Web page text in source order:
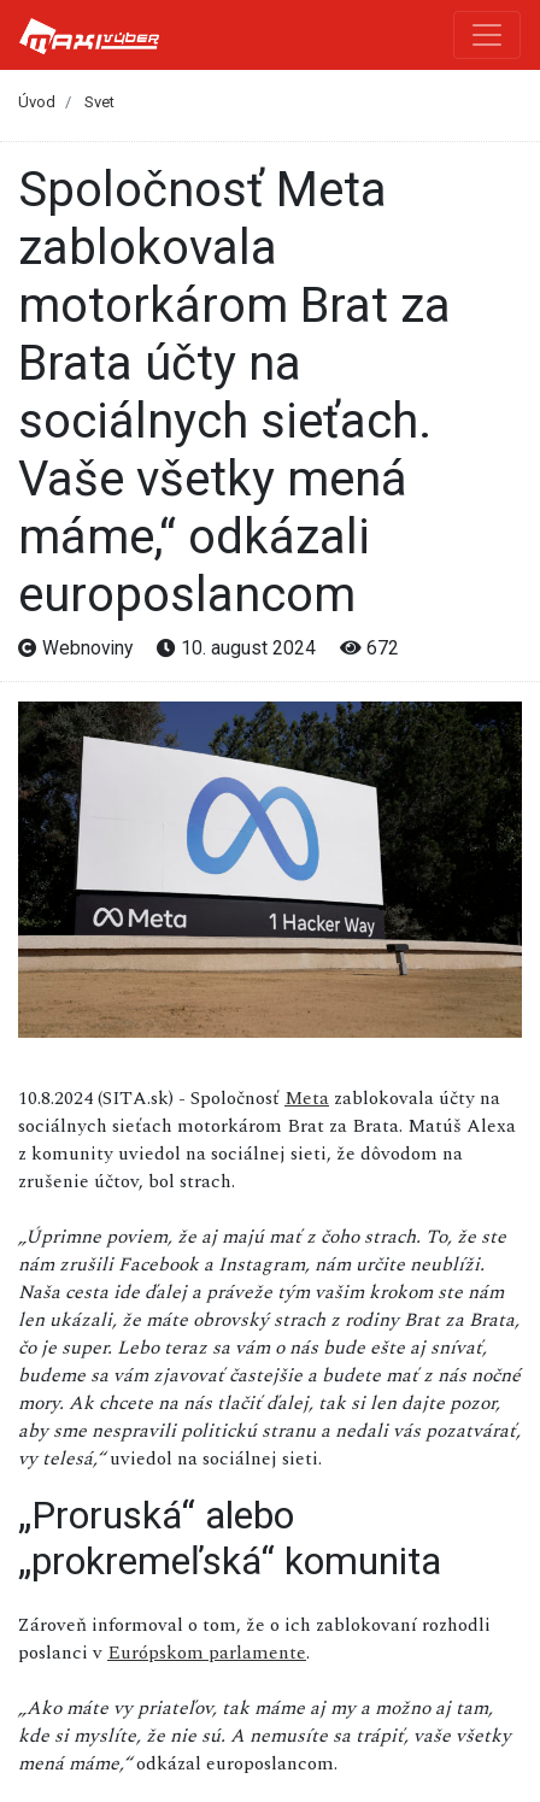
Úvod Svet
Spoločnosť Meta
zablokovala
motorkárom Brat za
Brata účty na
sociálnych sieťach.
Vaše všetky mená
máme,“ odkázali
europoslancom
Webnoviny 10. august 2024 672
10.8.2024 (SITA.sk) - Spoločnosť Meta zablokovala účty na
sociálnych sieťach motorkárom Brat za Brata. Matúš Alexa
z komunity uviedol na sociálnej sieti, že dôvodom na
zrušenie účtov, bol strach.
„Úprimne poviem, že aj majú mať z čoho strach. To, že ste
nám zrušili Facebook a Instagram, nám určite neublíži.
Naša cesta ide ďalej a práveže tým vašim krokom ste nám
len ukázali, že máte obrovský strach z rodiny Brat za Brata,
čo je super. Lebo teraz sa vám o nás bude ešte aj snívať,
budeme sa vám zjavovať častejšie a budete mať z nás nočné
mory. Ak chcete na nás tlačiť ďalej, tak si len dajte pozor,
aby sme nespravili politickú stranu a nedali vás pozatvárať,
vy telesá,“uviedol na sociálnej sieti.
„Proruská“ alebo
„prokremeľská“ komunita
Zároveň informoval o tom, že o ich zablokovaní rozhodli
poslanci v Európskom parlamente.
„Ako máte vy priateľov, tak máme aj my a možno aj tam,
kde si myslíte, že nie sú. A nemusíte sa trápiť, vaše všetky
mená máme,“odkázal europoslancom.